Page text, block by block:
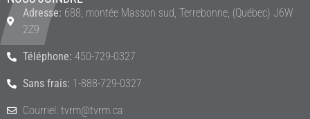
Adresse: 688, montée Masson sud, Terrebonne, (Québec) J6W
2Z9
Téléphone: 450-729-0327
Sans frais: 1-888-729-0327
Courriel: tvrm@tvrm.ca